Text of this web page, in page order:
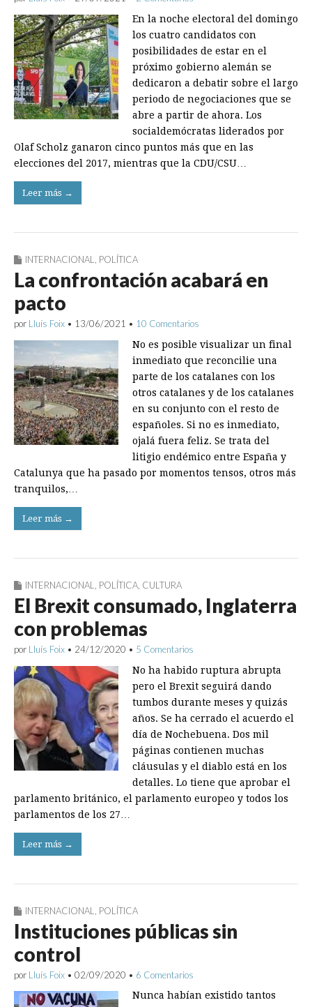
En la noche electoral del domingo
los cuatro candidatos con
posibilidades de estar en el
próximo gobierno alemán se
dedicaron a debatir sobre el largo
periodo de negociaciones que se
abre a partir de ahora. Los
socialdemócratas liderados por
Olaf Scholz ganaron cinco puntos más que en las
elecciones del 2017, mientras que la CDU/CSU…
Leer más →
INTERNACIONAL POLÍTICA
La confrontación acabará en
pacto
por Lluís Foix • 13/06/2021 • 10 Comentarios
No es posible visualizar un final
inmediato que reconcilie una
parte de los catalanes con los
otros catalanes y de los catalanes
en su conjunto con el resto de
españoles. Si no es inmediato,
ojalá fuera feliz. Se trata del
litigio endémico entre España y
Catalunya que ha pasado por momentos tensos, otros más
tranquilos,…
Leer más →
INTERNACIONAL POLÍTICA CULTURA
El Brexit consumado, Inglaterra
con problemas
por Lluís Foix • 24/12/2020 • 5 Comentarios
No ha habido ruptura abrupta
pero el Brexit seguirá dando
tumbos durante meses y quizás
años. Se ha cerrado el acuerdo el
día de Nochebuena. Dos mil
páginas contienen muchas
cláusulas y el diablo está en los
detalles. Lo tiene que aprobar el
parlamento británico, el parlamento europeo y todos los
parlamentos de los 27…
Leer más →
INTERNACIONAL POLÍTICA
Instituciones públicas sin
control
por Lluís Foix • 02/09/2020 • 6 Comentarios
Nunca habían existido tantos